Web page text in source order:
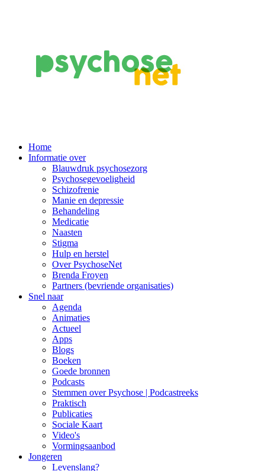
Main
Navigation
Home
Informatie over
Blauwdruk psychosezorg
Psychosegevoeligheid
Schizofrenie
Manie en depressie
Behandeling
Medicatie
Naasten
Stigma
Hulp en herstel
Over PsychoseNet
Brenda Froyen
Partners (bevriende organisaties)
Snel naar
Agenda
Animaties
Actueel
Apps
Blogs
Boeken
Goede bronnen
Podcasts
Stemmen over Psychose | Podcastreeks
Praktisch
Publicaties
Sociale Kaart
Video's
Vormingsaanbod
Jongeren
Levenslang?